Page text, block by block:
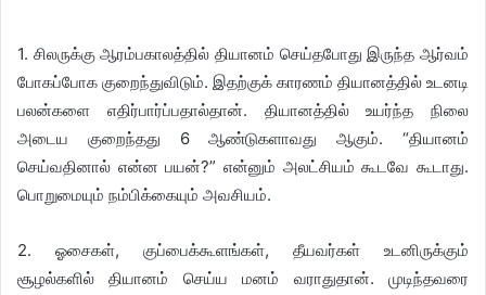
1. சிலருக்கு ஆரம்பகாலத்தில் தியானம் செய்தபோது இருந்த ஆர்வம்
போகப்போக குறைந்துவிடும். இதற்குக் காரணம் தியானத்தில் உடனடி
பலன்களை எதிர்பார்ப்பதால்தான். தியானத்தில் உயர்ந்த நிலை
அடைய குறைந்தது 6 ஆண்டுகளாவது ஆகும். “தியானம்
செய்வதினால் என்ன பயன்?” என்னும் அலட்சியம் கூடவே கூடாது.
பொறுமையும் நம்பிக்கையும் அவசியம்.
2. ஓசைகள், குப்பைக்கூளங்கள், தீயவர்கள் உடனிருக்கும்
சூழல்களில் தியானம் செய்ய மனம் வராதுதான். முடிந்தவரை